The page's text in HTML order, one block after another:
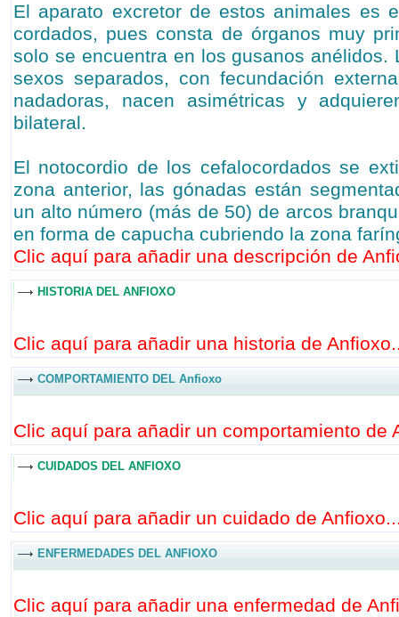
El aparato excretor de estos animales es
cordados, pues consta de órganos muy
solo se encuentra en los gusanos anélidos.
sexos separados, con fecundación
nadadoras, nacen asimétricas y
bilateral.
El notocordio de los cefalocordados se
zona anterior, las gónadas están
un alto número (más de 50) de arcos
en forma de capucha cubriendo la zona
Clic aquí para añadir una descripción de
HISTORIA DEL ANFIOXO
Clic aquí para añadir una historia de
COMPORTAMIENTO DEL Anfioxo
Clic aquí para añadir un comportamiento de
CUIDADOS DEL ANFIOXO
Clic aquí para añadir un cuidado de
ENFERMEDADES DEL ANFIOXO
Clic aquí para añadir una enfermedad de